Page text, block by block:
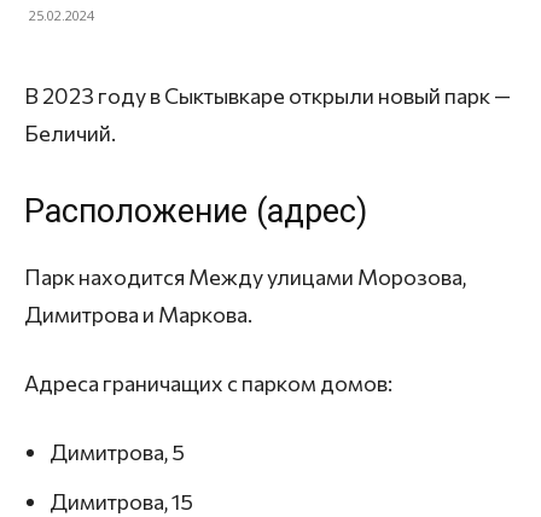
25.02.2024
В 2023 году в Сыктывкаре открыли новый парк —
Беличий.
Расположение (адрес)
Парк находится Между улицами Морозова,
Димитрова и Маркова.
Адреса граничащих с парком домов:
Димитрова, 5
Димитрова, 15